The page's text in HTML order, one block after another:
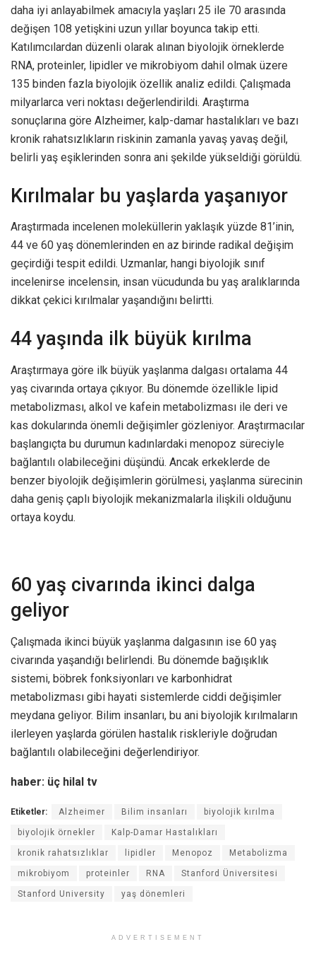
daha iyi anlayabilmek amacıyla yaşları 25 ile 70 arasında
değişen 108 yetişkini uzun yıllar boyunca takip etti.
Katılımcılardan düzenli olarak alınan biyolojik örneklerde
RNA, proteinler, lipidler ve mikrobiyom dahil olmak üzere
135 binden fazla biyolojik özellik analiz edildi. Çalışmada
milyarlarca veri noktası değerlendirildi. Araştırma
sonuçlarına göre Alzheimer, kalp-damar hastalıkları ve bazı
kronik rahatsızlıkların riskinin zamanla yavaş yavaş değil,
belirli yaş eşiklerinden sonra ani şekilde yükseldiği görüldü.
Kırılmalar bu yaşlarda yaşanıyor
Araştırmada incelenen moleküllerin yaklaşık yüzde 81’inin,
44 ve 60 yaş dönemlerinden en az birinde radikal değişim
geçirdiği tespit edildi. Uzmanlar, hangi biyolojik sınıf
incelenirse incelensin, insan vücudunda bu yaş aralıklarında
dikkat çekici kırılmalar yaşandığını belirtti.
44 yaşında ilk büyük kırılma
Araştırmaya göre ilk büyük yaşlanma dalgası ortalama 44
yaş civarında ortaya çıkıyor. Bu dönemde özellikle lipid
metabolizması, alkol ve kafein metabolizması ile deri ve
kas dokularında önemli değişimler gözleniyor. Araştırmacılar
başlangıçta bu durumun kadınlardaki menopoz süreciyle
bağlantılı olabileceğini düşündü. Ancak erkeklerde de
benzer biyolojik değişimlerin görülmesi, yaşlanma sürecinin
daha geniş çaplı biyolojik mekanizmalarla ilişkili olduğunu
ortaya koydu.
60 yaş civarında ikinci dalga
geliyor
Çalışmada ikinci büyük yaşlanma dalgasının ise 60 yaş
civarında yaşandığı belirlendi. Bu dönemde bağışıklık
sistemi, böbrek fonksiyonları ve karbonhidrat
metabolizması gibi hayati sistemlerde ciddi değişimler
meydana geliyor. Bilim insanları, bu ani biyolojik kırılmaların
ilerleyen yaşlarda görülen hastalık riskleriyle doğrudan
bağlantılı olabileceğini değerlendiriyor.
haber: üç hilal tv
Etiketler: Alzheimer Bilim insanları biyolojik kırılma
biyolojik örnekler Kalp-Damar Hastalıkları
kronik rahatsızlıklar lipidler Menopoz Metabolizma
mikrobiyom proteinler RNA Stanford Üniversitesi
Stanford University yaş dönemleri
ADVERTISEMENT